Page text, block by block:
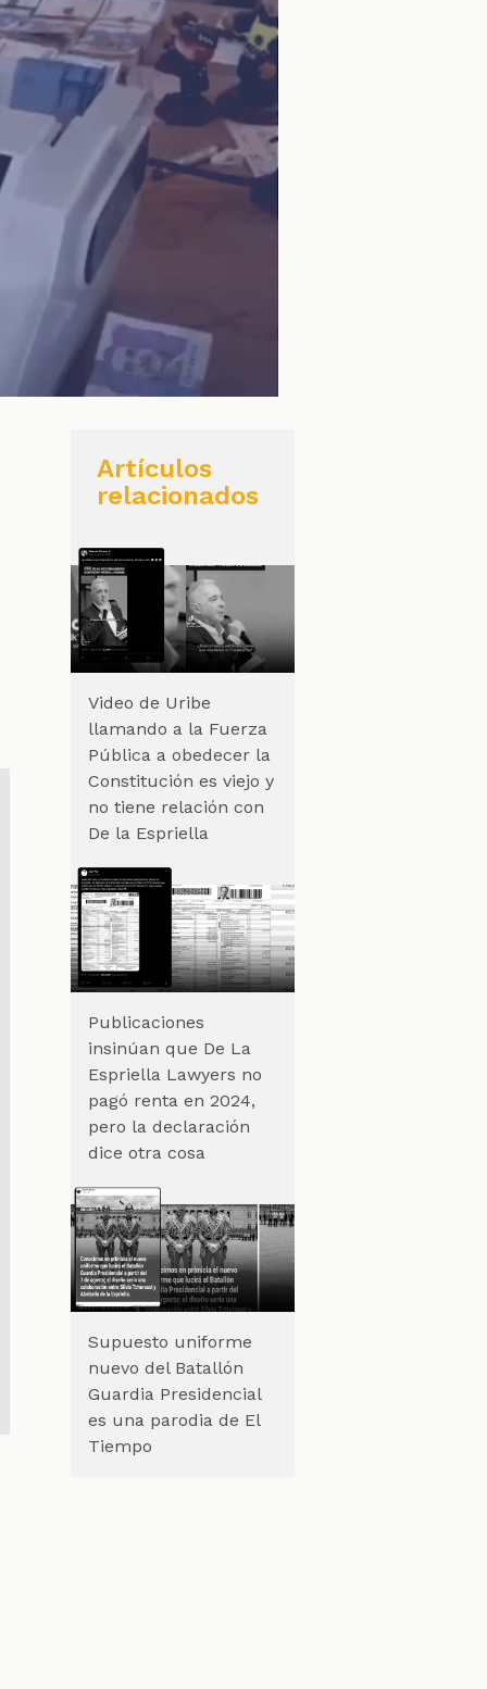
Artículos
relacionados
Video de Uribe
llamando a la Fuerza
Pública a obedecer la
Constitución es viejo y
no tiene relación con
De la Espriella
Publicaciones
insinúan que De La
Espriella Lawyers no
pagó renta en 2024,
pero la declaración
dice otra cosa
Supuesto uniforme
nuevo del Batallón
Guardia Presidencial
es una parodia de El
Tiempo